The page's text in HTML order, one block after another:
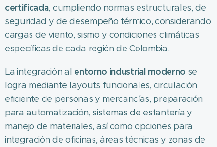
certificada, cumpliendo normas estructurales, de
seguridad y de desempeño térmico, considerando
cargas de viento, sismo y condiciones climáticas
específicas de cada región de Colombia.
La integración al entorno industrial moderno se
logra mediante layouts funcionales, circulación
eficiente de personas y mercancías, preparación
para automatización, sistemas de estantería y
manejo de materiales, así como opciones para
integración de oficinas, áreas técnicas y zonas de